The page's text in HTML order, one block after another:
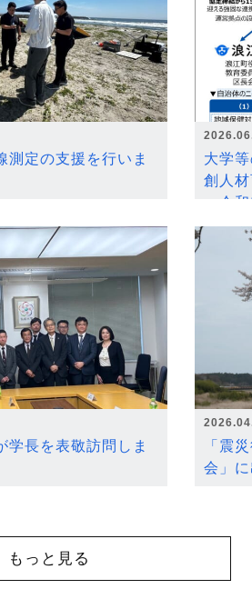
測定の支援を行いま
大学
創人
～令
学長を表敬訪問しま
「震
会」
もっと見る